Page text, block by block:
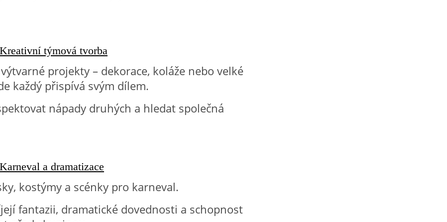
týmová tvorba
projekty – dekorace, koláže nebo velké
každý přispívá svým dílem.
nápady druhých a hledat společná
a dramatizace
kostýmy a scénky pro karneval.
fantazii, dramatické dovednosti a schopnost